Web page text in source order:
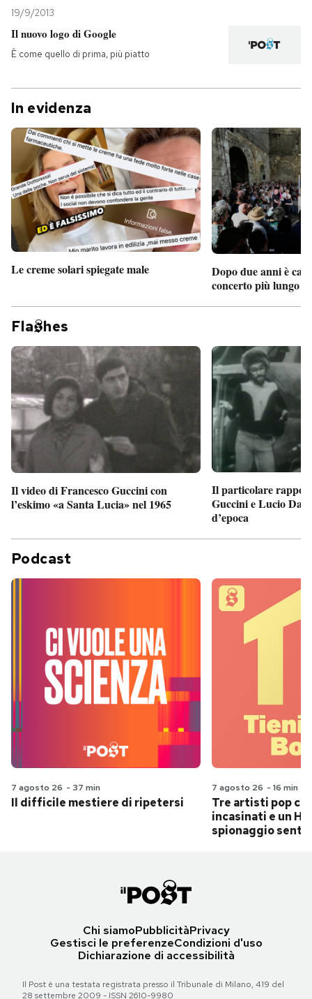
Entra
19/9/2013
Il nuovo logo di Google
È come quello di prima, più piatto
In evidenza
Le creme solari spiegate male
Dopo due anni è
concerto più lungo
Fla hes
Il video di Francesco Guccini con
l’eskimo «a Santa Lucia» nel 1965
Il particolare
Guccini e Lucio
d’epoca
Podcast
7 agosto 26 - 37 min
Il difficile mestiere di ripetersi
7 agosto 26 - 16 min
Tre artisti pop
incasinati e un
spionaggio
Chi siamoPubblicitàPrivacy
Gestisci le preferenzeCondizioni d'uso
Dichiarazione di accessibilità
Il Post è una testata registrata presso il Tribunale di Milano, 419 del
28 settembre 2009 - ISSN 2610-9980